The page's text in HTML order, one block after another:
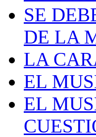
SE
DE LA
LA
EL
EL